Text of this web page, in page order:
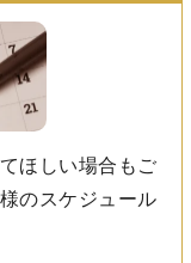
ほしい場合もご
のスケジュール